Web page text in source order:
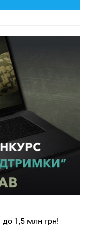
до 1,5 млн грн!